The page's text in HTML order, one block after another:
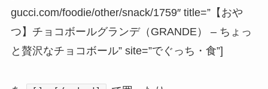
gucci.com/foodie/other/snack/1759″ title=”【おや
つ】チョコボールグランデ（GRANDE） – ちょっ
と贅沢なチョコボール” site=”でぐっち・食”]